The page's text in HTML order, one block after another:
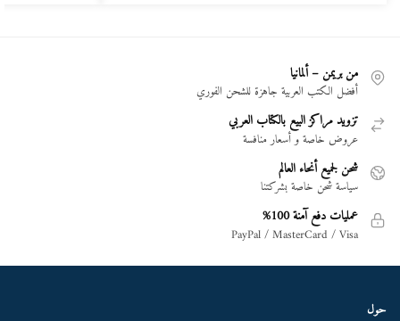
من بريمن – ألمانيا
أفضل الكتب العربية جاهزة للشحن الفوري
تزويد مراكز البيع بالكتاب العربي
عروض خاصة و أسعار منافسة
شحن لجميع أنحاء العالم
سياسة شحن خاصة بشركتنا
عمليات دفع آمنة 100%
PayPal / MasterCard / Visa
حول